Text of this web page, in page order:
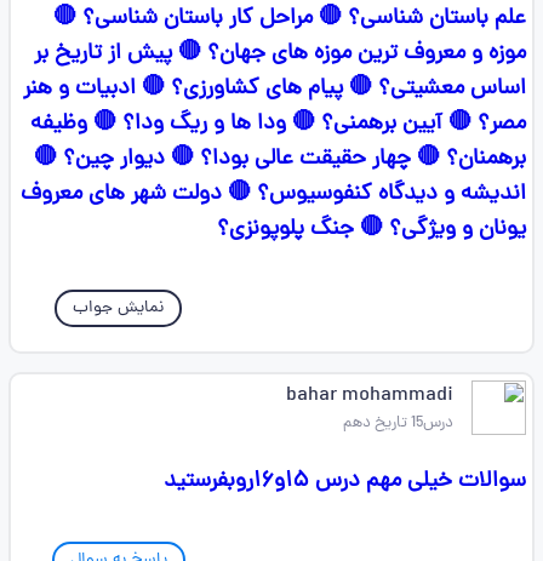
علم باستان شناسی؟ 🔴 مراحل کار باستان شناسی؟ 🔴
موزه و معروف ترین موزه های جهان؟ 🔴 پیش از تاریخ بر
اساس معشیتی؟ 🔴 پیام های کشاورزی؟ 🔴 ادبیات و هنر
مصر؟ 🔴 آیین برهمنی؟ 🔴 ودا ها و ریگ ودا؟ 🔴 وظیفه
برهمنان؟ 🔴 چهار حقیقت عالی بودا؟ 🔴 دیوار چین؟ 🔴
اندیشه و دیدگاه کنفوسیوس؟ 🔴 دولت شهر های معروف
یونان و ویژگی؟ 🔴 جنگ پلوپونزی؟
نمایش جواب
bahar mohammadi
درس15 تاریخ دهم
سوالات خیلی مهم درس ۱۵و۱۶روبفرستید